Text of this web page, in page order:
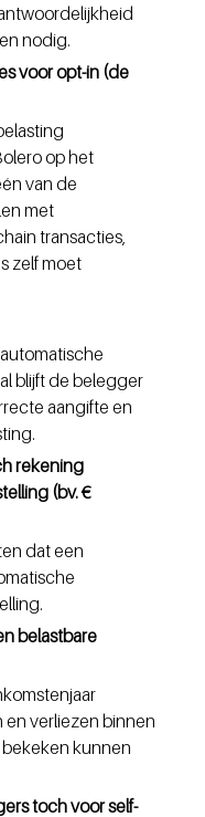
nodig.
voor opt-in (de
op het
van de
met
transacties,
zelf moet
blijft de belegger
aangifte en
rekening
(bv. €
dat een
belastbare
verliezen binnen
bekeken kunnen
toch voor self-